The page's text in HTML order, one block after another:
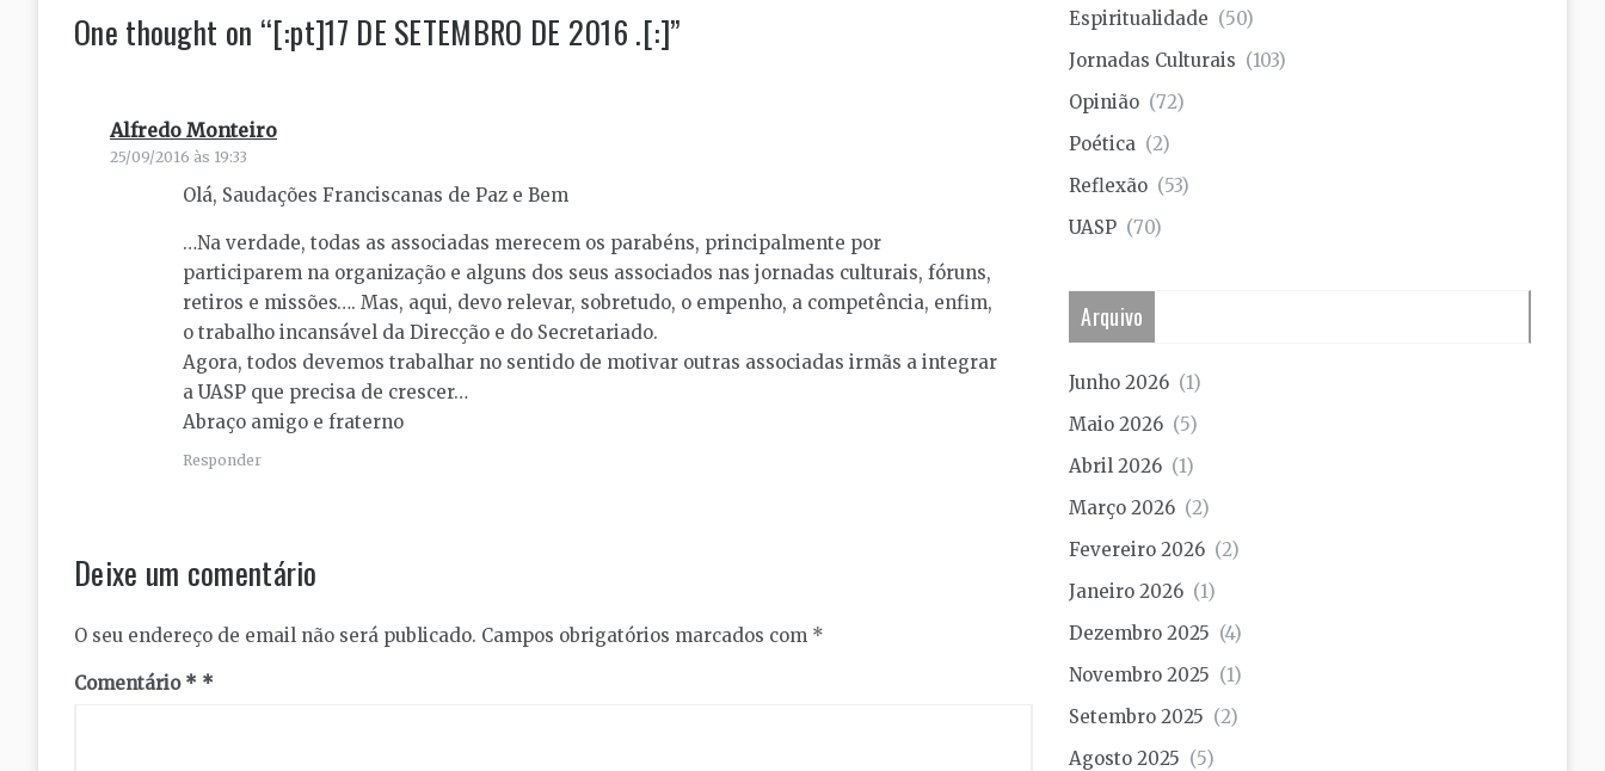
One thought on “[:pt]17 DE SETEMBRO DE 2016 .[:]”
Alfredo Monteiro
25/09/2016 às 19:33
Olá, Saudações Franciscanas de Paz e Bem
…Na verdade, todas as associadas merecem os parabéns, principalmente por
participarem na organização e alguns dos seus associados nas jornadas culturais, fóruns,
retiros e missões…. Mas, aqui, devo relevar, sobretudo, o empenho, a competência, enfim,
o trabalho incansável da Direcção e do Secretariado.
Agora, todos devemos trabalhar no sentido de motivar outras associadas irmãs a integrar
a UASP que precisa de crescer…
Abraço amigo e fraterno
Responder
Deixe um comentário
O seu endereço de email não será publicado. Campos obrigatórios marcados com *
Comentário *
Espiritualidade (50)
Jornadas Culturais (103)
Opinião (72)
Poética (2)
Reflexão (53)
UASP (70)
Arquivo
Junho 2026 (1)
Maio 2026 (5)
Abril 2026 (1)
Março 2026 (2)
Fevereiro 2026 (2)
Janeiro 2026 (1)
Dezembro 2025 (4)
Novembro 2025 (1)
Setembro 2025 (2)
Agosto 2025 (5)